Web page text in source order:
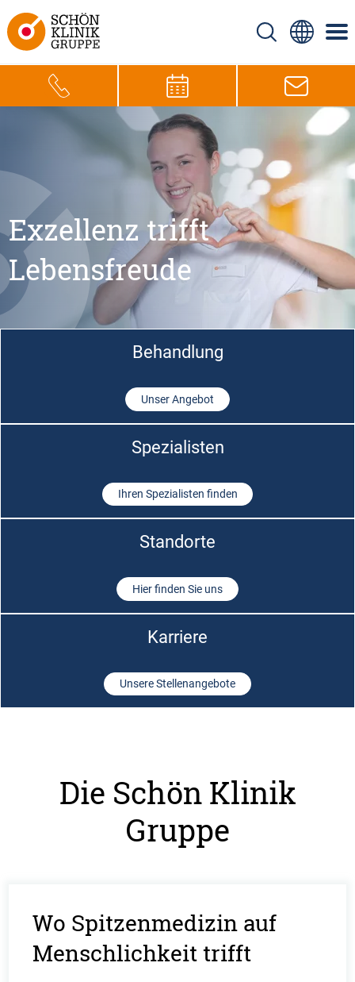
Exzellenz trifft
Lebensfreude
Behandlung
Unser Angebot
Spezialisten
Ihren Spezialisten finden
Standorte
Hier finden Sie uns
Karriere
Unsere Stellenangebote
Die Schön Klinik
Gruppe
Wo Spitzenmedizin auf
Menschlichkeit trifft